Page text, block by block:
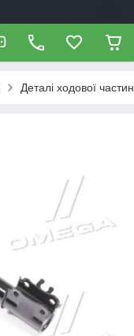
Деталі ходової